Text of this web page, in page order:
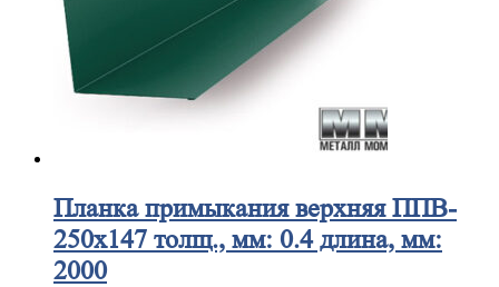
Планкапримыкания верхняя ППВ-
250х147 толщ., мм: 0.4 длина, мм:
2000